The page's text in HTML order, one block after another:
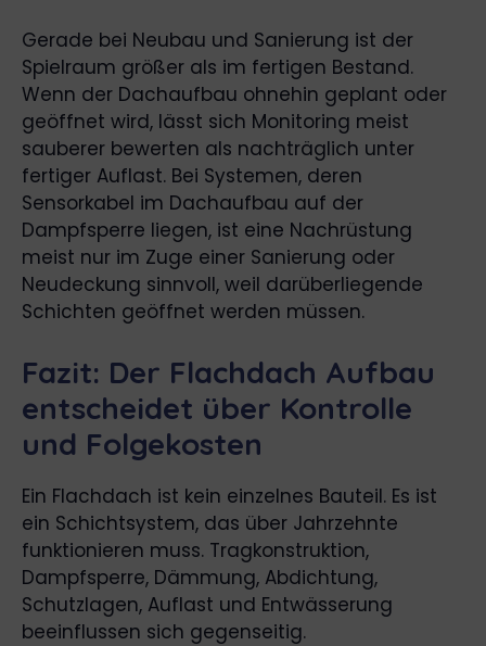
Gerade bei Neubau und Sanierung ist der
Spielraum größer als im fertigen Bestand.
Wenn der Dachaufbau ohnehin geplant oder
geöffnet wird, lässt sich Monitoring meist
sauberer bewerten als nachträglich unter
fertiger Auflast. Bei Systemen, deren
Sensorkabel im Dachaufbau auf der
Dampfsperre liegen, ist eine Nachrüstung
meist nur im Zuge einer Sanierung oder
Neudeckung sinnvoll, weil darüberliegende
Schichten geöffnet werden müssen.
Fazit: Der Flachdach Aufbau
entscheidet über Kontrolle
und Folgekosten
Ein Flachdach ist kein einzelnes Bauteil. Es ist
ein Schichtsystem, das über Jahrzehnte
funktionieren muss. Tragkonstruktion,
Dampfsperre, Dämmung, Abdichtung,
Schutzlagen, Auflast und Entwässerung
beeinflussen sich gegenseitig.